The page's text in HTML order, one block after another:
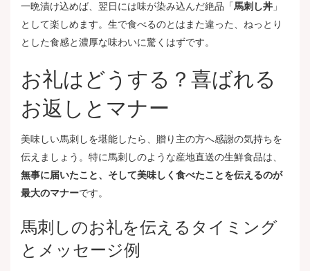
一晩漬け込めば、翌日には味が染み込んだ絶品「馬刺し丼 」
として楽しめます。生で食べるのとはまた違った、ねっとり
とした食感と濃厚な味わいに驚くはずです。
お礼はどうする？喜ばれる
お返しとマナー
美味しい馬刺しを堪能したら、贈り主の方へ感謝の気持ちを
伝えましょう。特に馬刺しのような産地直送の生鮮食品は、
無事に届いたこと、そして美味しく食べたことを伝えるのが
最大のマナーです。
馬刺しのお礼を伝えるタイミング
とメッセージ例